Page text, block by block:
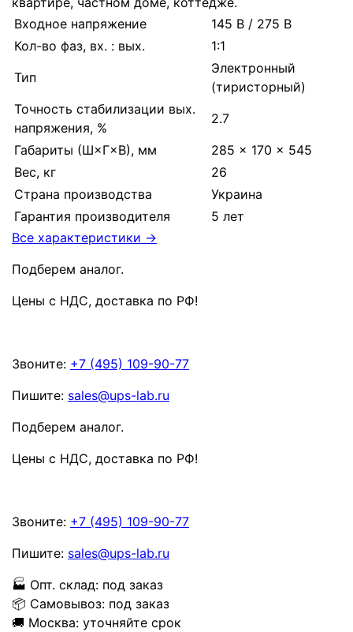
Входное напряжение
145 В / 275 В
Кол-во фаз, вх. : вых.
1:1
Тип
Электронный
(тиристорный)
Точность стабилизации вых.
напряжения, %
2.7
Габариты (Ш×Г×В), мм
285 × 170 × 545
Вес, кг
26
Страна производства
Украина
Гарантия производителя
5 лет
Все характеристики →
Подберем аналог.
Цены с НДС, доставка по РФ!
Звоните: +7 (495) 109-90-77
Пишите: sales@ups-lab.ru
Подберем аналог.
Цены с НДС, доставка по РФ!
Звоните: +7 (495) 109-90-77
Пишите: sales@ups-lab.ru
🏭 Опт. склад: под заказ
📦 Самовывоз: под заказ
🚚 Москва: уточняйте срок